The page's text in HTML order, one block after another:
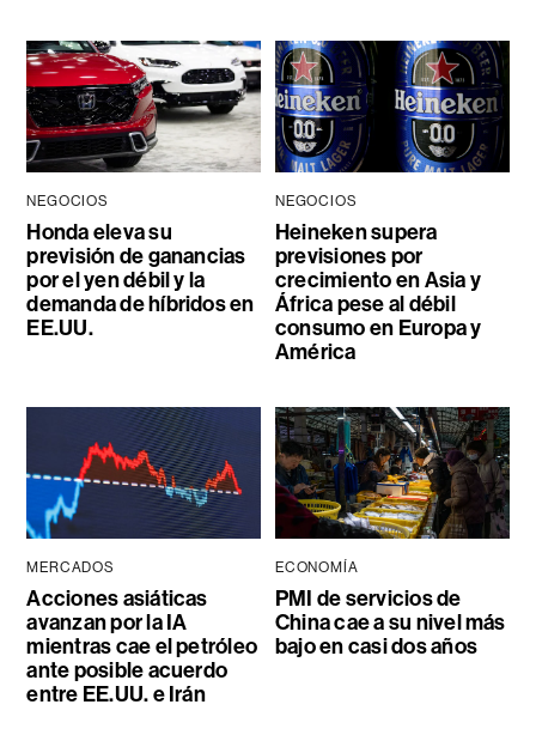
NEGOCIOS
Honda eleva su
previsión de ganancias
por el yen débil y la
demanda de híbridos en
EE.UU.
NEGOCIOS
Heineken supera
previsiones por
crecimiento en Asia y
África pese al débil
consumo en Europa y
América
MERCADOS
Acciones asiáticas
avanzan por la IA
mientras cae el petróleo
ante posible acuerdo
entre EE.UU. e Irán
ECONOMÍA
PMI de servicios de
China cae a su nivel más
bajo en casi dos años